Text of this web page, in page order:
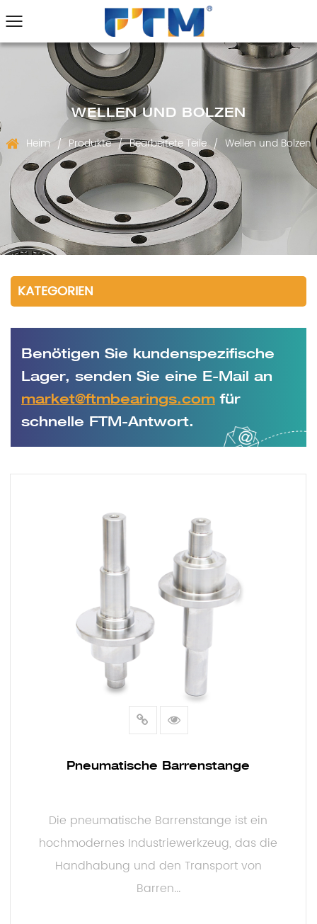
WELLEN UND BOLZEN
Heim / Produkte / Bearbeitete Teile / Wellen und Bolzen
KATEGORIEN
Benötigen Sie kundenspezifische
Lager, senden Sie eine E-Mail an
market@ftmbearings.com für
schnelle FTM-Antwort.
Pneumatische Barrenstange
Die pneumatische Barrenstange ist ein
hochmodernes Industriewerkzeug, das die
Handhabung und den Transport von
Barren...